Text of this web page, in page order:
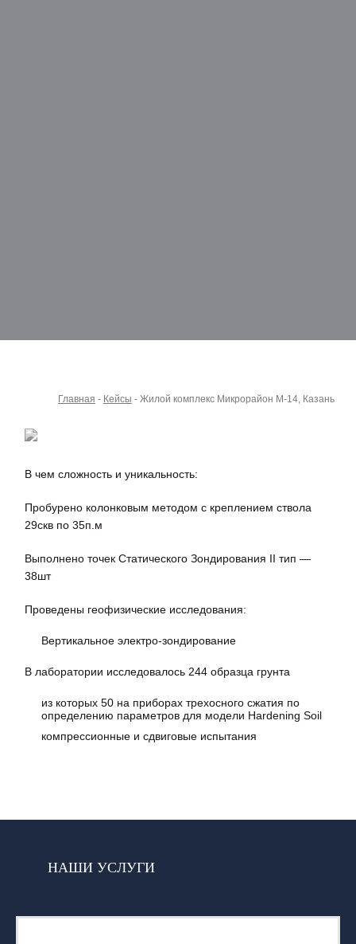
Главная - Кейсы - Жилой комплекс Микрорайон М-14, Казань
В чем сложность и уникальность:
Пробурено колонковым методом с креплением ствола
29скв по 35п.м
Выполнено точек Статического Зондирования II тип —
38шт
Проведены геофизические исследования:
Вертикальное электро-зондирование
В лаборатории исследовалось 244 образца грунта
из которых 50 на приборах трехосного сжатия по
определению параметров для модели Hardening Soil
компрессионные и сдвиговые испытания
НАШИ УСЛУГИ